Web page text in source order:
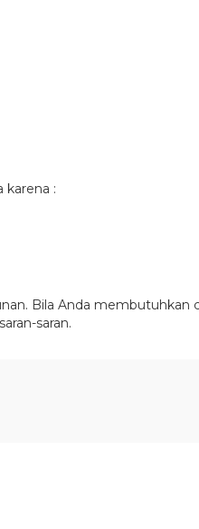
karena :
Bila Anda membutuhkan
saran.